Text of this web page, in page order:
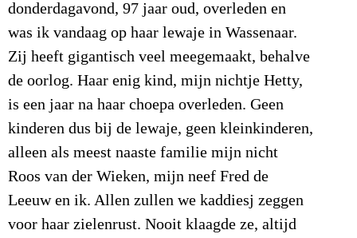
donderdagavond, 97 jaar oud, overleden en
was ik vandaag op haar lewaje in Wassenaar.
Zij heeft gigantisch veel meegemaakt, behalve
de oorlog. Haar enig kind, mijn nichtje Hetty,
is een jaar na haar choepa overleden. Geen
kinderen dus bij de lewaje, geen kleinkinderen,
alleen als meest naaste familie mijn nicht
Roos van der Wieken, mijn neef Fred de
Leeuw en ik. Allen zullen we kaddiesj zeggen
voor haar zielenrust. Nooit klaagde ze, altijd